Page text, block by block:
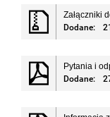
Dodane:
Pytania i
Dodane: